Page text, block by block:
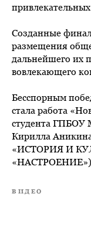
Созданные
размещения
дальнейшего их
вовлекающего
Бесспорным
стала работа
студента ГПБОУ
Кирилла
«ИСТОРИЯ И
«НАСТРОЕНИЕ»)
ВИДЕО